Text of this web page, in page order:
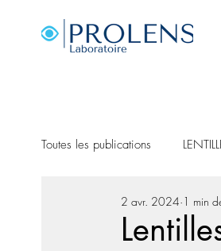
Toutes les publications
2 avr. 2024 1 min